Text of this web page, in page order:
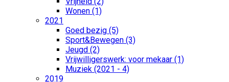
Wonen (1)
2021
Goed bezig (5)
Sport&Bewegen (3)
Jeugd (2)
Vrijwilligerswerk: voor mekaar (1)
Muziek (2021 - 4)
2019